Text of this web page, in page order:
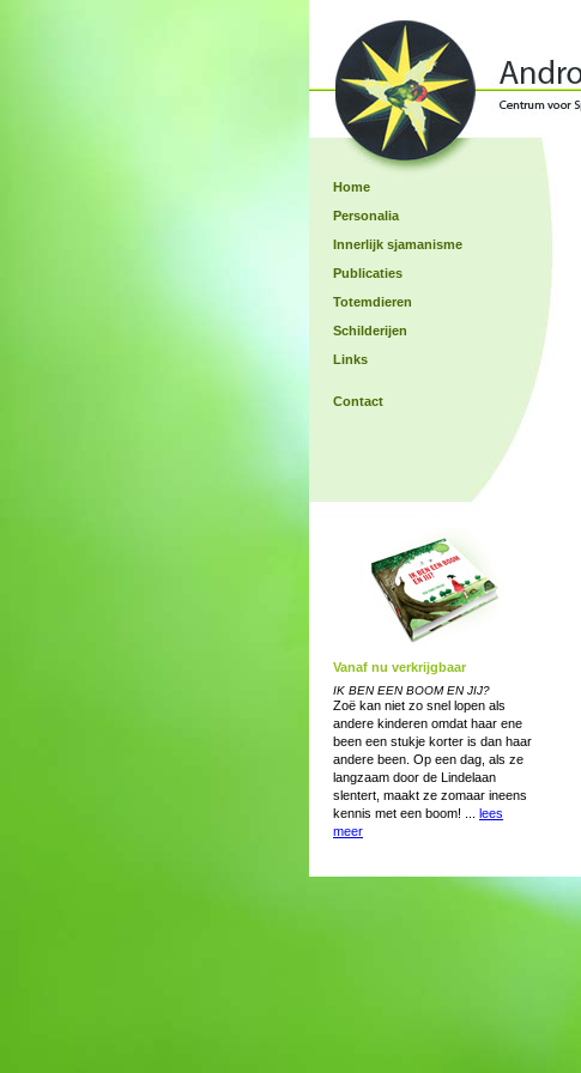
Home
Personalia
Innerlijk sjamanisme
Publicaties
Totemdieren
Schilderijen
Links
Contact
Vanaf nu verkrijgbaar
IK BEN EEN BOOM EN JIJ?
Zoë kan niet zo snel lopen als
andere kinderen omdat haar ene
been een stukje korter is dan haar
andere been. Op een dag, als ze
langzaam door de Lindelaan
slentert, maakt ze zomaar ineens
kennis met een boom! ... lees
meer